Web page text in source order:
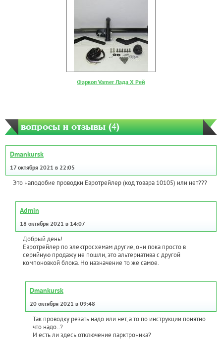
Фаркоп Vamer Лада Х Рей
вопросы и отзывы (4)
Dmankursk
17 октября 2021 в 22:05
Это наподобие проводки Евротрейлер (код товара 10105) или нет???
Admin
18 октября 2021 в 14:07
Добрый день!
Евротрейлер по электросхемам другие, они пока просто в
серийную продажу не пошли, это альтернатива с другой
компоновкой блока. Но назначение то же самое.
Dmankursk
20 октября 2021 в 09:48
Так проводку резать надо или нет, а то по инструкции понятно
что надо..?
И есть ли здесь отключение парктроника?